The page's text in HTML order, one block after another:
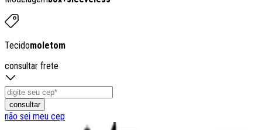
Tecidomoletom
consultar frete
consultar
não sei meu cep